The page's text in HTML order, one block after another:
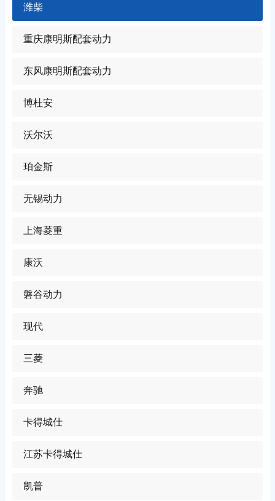
潍柴
重庆康明斯配套动力
东风康明斯配套动力
博杜安
沃尔沃
珀金斯
无锡动力
上海菱重
康沃
磐谷动力
现代
三菱
奔驰
卡得城仕
江苏卡得城仕
凯普